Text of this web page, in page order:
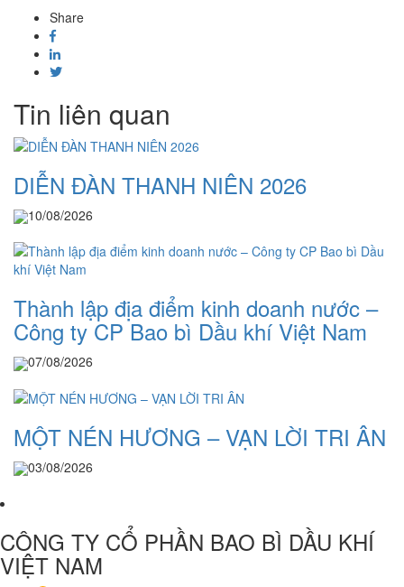
Share
Tin liên quan
DIỄN ĐÀN THANH NIÊN 2026
10/08/2026
Thành lập địa điểm kinh doanh nước –
Công ty CP Bao bì Dầu khí Việt Nam
07/08/2026
MỘT NÉN HƯƠNG – VẠN LỜI TRI ÂN
03/08/2026
CÔNG TY CỔ PHẦN BAO BÌ DẦU KHÍ
VIỆT NAM